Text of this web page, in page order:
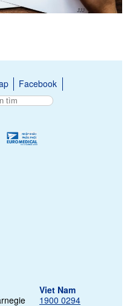
Facebook
Viet Nam
1900 0294